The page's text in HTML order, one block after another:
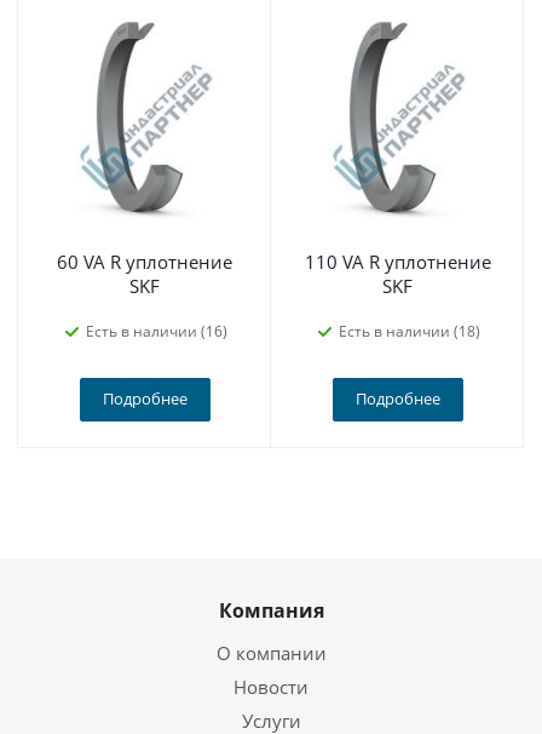
60 VA R уплотнение
SKF
Есть в наличии (16)
Подробнее
110 VA R уплотнение
SKF
Есть в наличии (18)
Подробнее
Компания
О компании
Новости
Услуги